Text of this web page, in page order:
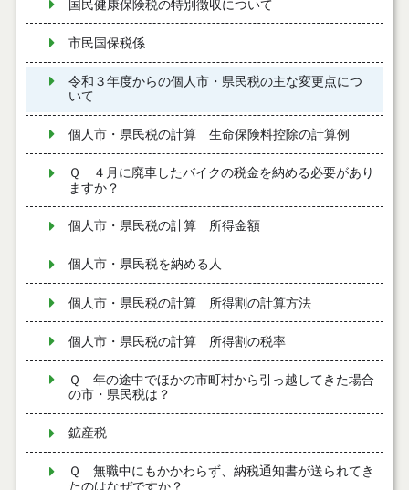
国民健康保険税の特別徴収について
市民国保税係
令和３年度からの個人市・県民税の主な変更点につ
いて
個人市・県民税の計算 生命保険料控除の計算例
Ｑ ４月に廃車したバイクの税金を納める必要があり
ますか？
個人市・県民税の計算 所得金額
個人市・県民税を納める人
個人市・県民税の計算 所得割の計算方法
個人市・県民税の計算 所得割の税率
Ｑ 年の途中でほかの市町村から引っ越してきた場合
の市・県民税は？
鉱産税
Ｑ 無職中にもかかわらず、納税通知書が送られてき
たのはなぜですか？